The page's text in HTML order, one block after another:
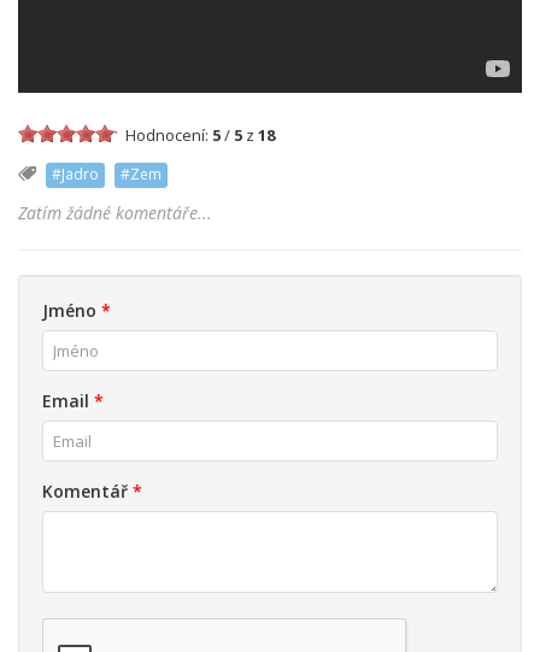
Hodnocení: 5/ 5 z 18
#Jadro #Zem
Zatím žádné komentáře...
Jméno *
Email *
Komentář *